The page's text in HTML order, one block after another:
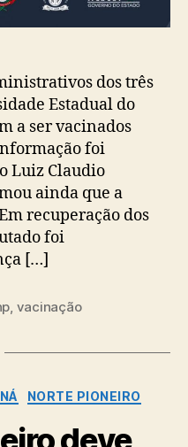
dos três
Estadual do
a ser vacinados
foi
Luiz Claudio
ainda que a
recuperação dos
foi
[…]
vacinação
NORTE PIONEIRO